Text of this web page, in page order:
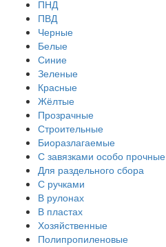
ПНД
ПВД
Черные
Белые
Синие
Зеленые
Красные
Жёлтые
Прозрачные
Строительные
Биоразлагаемые
С завязками особо прочные
Для раздельного сбора
С ручками
В рулонах
В пластах
Хозяйственные
Полипропиленовые